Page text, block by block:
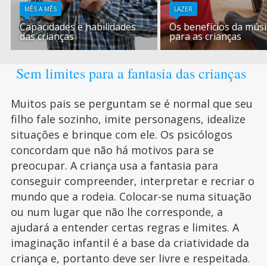
MÊS A MÊS
Capacidades e habilidades
das crianças
LAZER
Os benefícios da
para as crianças
Sem limites para a fantasia das crianças
Muitos pais se perguntam se é normal que seu
filho fale sozinho, imite personagens, idealize
situações e brinque com ele. Os psicólogos
concordam que não há motivos para se
preocupar. A criança usa a fantasia para
conseguir compreender, interpretar e recriar o
mundo que a rodeia. Colocar-se numa situação
ou num lugar que não lhe corresponde, a
ajudará a entender certas regras e limites. A
imaginação infantil é a base da criatividade da
criança e, portanto deve ser livre e respeitada.